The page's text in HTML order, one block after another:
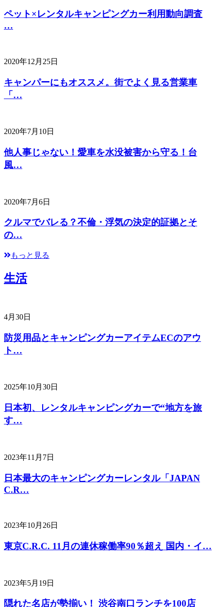
ペット×レンタルキャンピングカー利用動向調査
…
2020年12月25日
キャンパーにもオススメ。街でよく見る営業車
「…
2020年7月10日
他人事じゃない！愛車を水没被害から守る！台
風…
2020年7月6日
クルマでバレる？不倫・浮気の決定的証拠とそ
の…
もっと見る
生活
4月30日
防災用品とキャンピングカーアイテムECのアウ
ト…
2025年10月30日
日本初、レンタルキャンピングカーで“地方を旅
す…
2023年11月7日
日本最大のキャンピングカーレンタル「JAPAN
C.R…
2023年10月26日
東京C.R.C. 11月の連休稼働率90％超え 国内・イ…
2023年5月19日
隠れた名店が勢揃い！ 渋谷南口ランチを100店